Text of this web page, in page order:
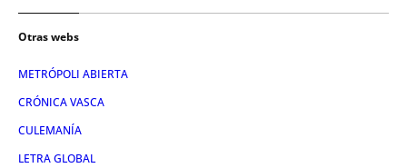
Otras webs
METRÓPOLI ABIERTA
CRÓNICA VASCA
CULEMANÍA
LETRA GLOBAL